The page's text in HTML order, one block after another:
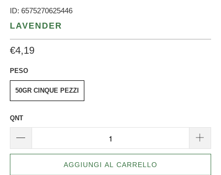
ID: 6575270625446
LAVENDER
€4,19
PESO
50GR CINQUE PEZZI
QNT
AGGIUNGI AL CARRELLO